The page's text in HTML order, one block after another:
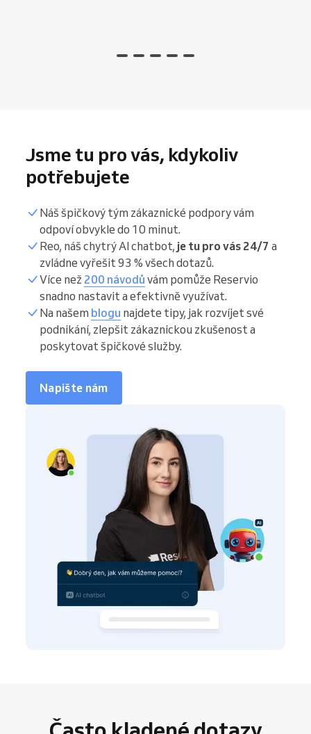
Jsme tu pro vás, kdykoliv
potřebujete
Náš špičkový tým zákaznické podpory vám
odpoví obvykle do 10 minut.
Reo, náš chytrý AI chatbot, je tu pro vás 24/7 a
zvládne vyřešit 93 % všech dotazů.
Více než 200 návodů vám pomůže Reservio
snadno nastavit a efektivně využívat.
Na našem blogu najdete tipy, jak rozvíjet své
podnikání, zlepšit zákaznickou zkušenost a
poskytovat špičkové služby.
Napište nám